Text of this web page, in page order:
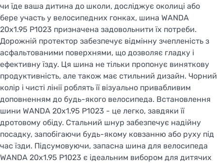
чи їде ваша дитина до школи, досліджує околиці або
бере участь у велосипедних гонках, шина WANDA
20x1.95 P1023 призначена задовольнити їх потреби.
Дорожній протектор забезпечує відмінну зчепленість з
асфальтованими поверхнями, що дозволяє гладку і
ефективну їзду. Ця шина не тільки пропонує виняткову
продуктивність, але також має стильний дизайн. Чорний
колір і чисті лінії роблять її візуально привабливим
доповненням до будь-якого велосипеда. Встановлення
шини WANDA 20x1.95 P1023 - це легко, завдяки її
дротовому обіду. Стальний шнур забезпечує надійну
посадку, запобігаючи будь-якому ковзанню або руху під
час їзди. Підсумовуючи, запасна шина для велосипеда
WANDA 20x1.95 P1023 є ідеальним вибором для дитячих